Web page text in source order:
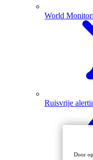
World
Ruisvrije
Door